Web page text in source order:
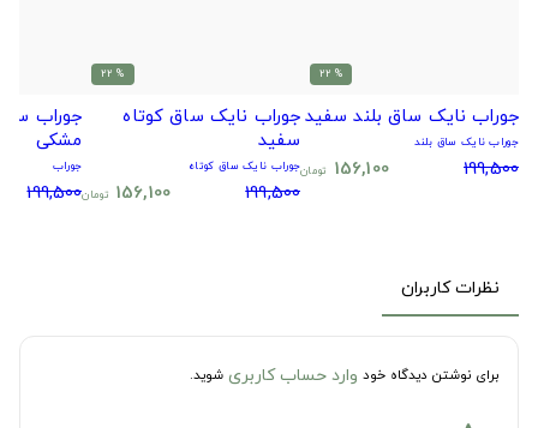
% 22
جوراب نایک ساق بلند سفید
جوراب نایک ساق بلند
199,500
156,100 تومان
% 22
جوراب نایک ساق کوتاه
سفید
جوراب نایک ساق کوتاه
199,500
156,100 تومان
جوراب
مشکی
جوراب
199,500
نظرات کاربران
برای نوشتن دیدگاه خود وارد حساب کاربری شوید.